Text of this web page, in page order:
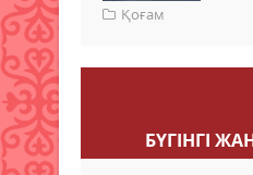
Қоғам
БҮГІНГI